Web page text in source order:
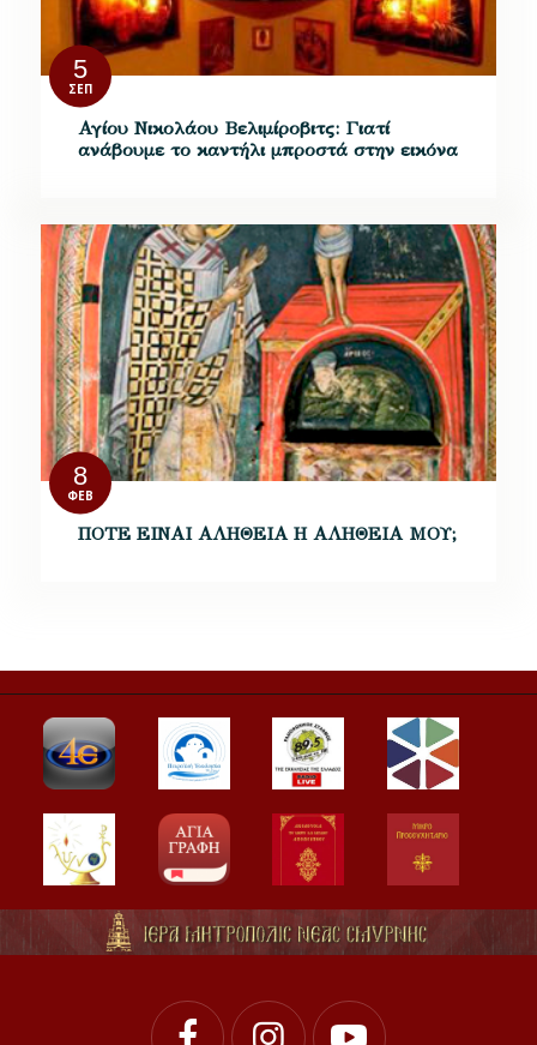
5
ΣΕΠ
Αγίου Νικολάου Βελιμίροβιτς: Γιατί
ανάβουμε το καντήλι μπροστά στην εικόνα
8
ΦΕΒ
ΠΟΤΕ ΕΙΝΑΙ ΑΛΗΘΕΙΑ Η ΑΛΗΘΕΙΑ ΜΟΥ;